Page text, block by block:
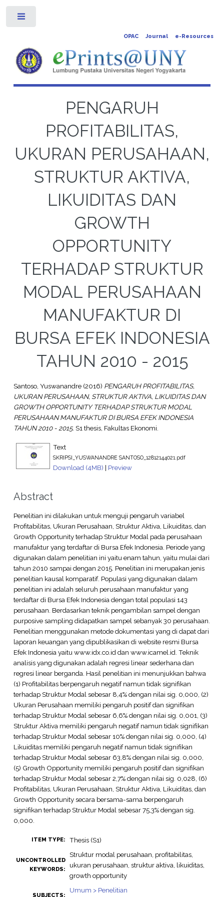
OPAC Journal e-Resources
PENGARUH
PROFITABILITAS,
UKURAN PERUSAHAAN,
STRUKTUR AKTIVA,
LIKUIDITAS DAN
GROWTH
OPPORTUNITY
TERHADAP STRUKTUR
MODAL PERUSAHAAN
MANUFAKTUR DI
BURSA EFEK INDONESIA
TAHUN 2010 - 2015
Santoso, Yuswanandre(2016) PENGARUH PROFITABILITAS,
UKURAN PERUSAHAAN, STRUKTUR AKTIVA, LIKUIDITAS DAN
GROWTH OPPORTUNITY TERHADAP STRUKTUR MODAL
PERUSAHAAN MANUFAKTUR DI BURSA EFEK INDONESIA
TAHUN 2010 - 2015. S1 thesis, Fakultas Ekonomi.
Text
SKRIPSI_YUSWANANDRE SANTOSO_12812144021.pdf
Download (4MB) | Preview
Abstract
Penelitian ini dilakukan untuk menguji pengaruh variabel
Profitabilitas, Ukuran Perusahaan, Struktur Aktiva, Likuiditas, dan
Growth Opportunity terhadap Struktur Modal pada perusahaan
manufaktur yang terdaftar di Bursa Efek Indonesia. Periode yang
digunakan dalam penelitian ini yaitu enam tahun, yaitu mulai dari
tahun 2010 sampai dengan 2015. Penelitian ini merupakan jenis
penelitian kausal komparatif. Populasi yang digunakan dalam
penelitian ini adalah seluruh perusahaan manufaktur yang
terdaftar di Bursa Efek Indonesia dengan total populasi 143
perusahaan. Berdasarkan teknik pengambilan sampel dengan
purposive sampling didapatkan sampel sebanyak 30 perusahaan.
Penelitian menggunakan metode dokumentasi yang di dapat dari
laporan keuangan yang dipublikasikan di website resmi Bursa
Efek Indonesia yaitu www.idx.co.id dan www.icamel.id. Teknik
analisis yang digunakan adalah regresi linear sederhana dan
regresi linear berganda. Hasil penelitian ini menunjukkan bahwa
(1) Profitabilitas berpengaruh negatif namun tidak signifikan
terhadap Struktur Modal sebesar 8,4% dengan nilai sig. 0,000, (2)
Ukuran Perusahaan memiliki pengaruh positif dan signifikan
terhadap Struktur Modal sebesar 6,6% dengan nilai sig. 0,001, (3)
Struktur Aktiva memiliki pengaruh negatif namun tidak signifikan
terhadap Struktur Modal sebesar 10% dengan nilai sig. 0,000, (4)
Likuiditas memiliki pengaruh negatif namun tidak signifikan
terhadap Struktur Modal sebesar 63,8% dengan nilai sig. 0,000,
(5) Growth Opportunity memiliki pengaruh positif dan signifikan
terhadap Struktur Modal sebesar 2,7% dengan nilai sig. 0,028, (6)
Profitabilitas, Ukuran Perusahaan, Struktur Aktiva, Likuiditas, dan
Growth Opportunity secara bersama-sama berpengaruh
signifikan terhadap Struktur Modal sebesar 75,3% dengan sig.
0,000.
ITEM TYPE: Thesis (S1)
UNCONTROLLED
KEYWORDS:
Struktur modal perusahaan, profitabilitas,
ukuran perusahaan, struktur aktiva, likuiditas,
growth opportunity
SUBJECTS:
Umum > Penelitian